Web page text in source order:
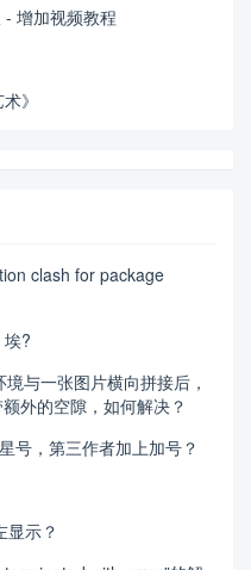
增加视频教程
》
clash for package
?
与一张图片横向拼接后，
外的空隙，如何解决？
号，第三作者加上加号？
显示？